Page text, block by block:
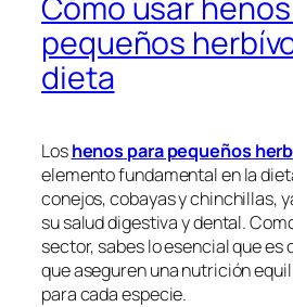
pequeños
dieta
Loshenos para pequeños
elemento fundamental en la
conejos, cobayas y chinchillas,
su salud digestiva y dental.
sector, sabes lo esencial que
que aseguren una nutrición
para cada especie.